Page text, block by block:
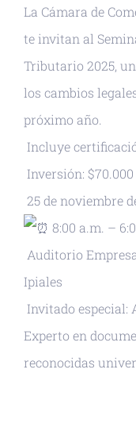
La Cámara de
te invitan al
Tributario 2025,
los cambios
próximo año.
Incluye
Inversión: $70.000
25 de noviembre
8:00 a.m. –
Auditorio
Ipiales
Invitado especial:
Experto en
reconocidas